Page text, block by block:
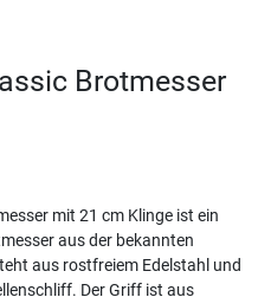
Brotmesser
mit 21 cm Klinge ist ein
aus der bekannten
aus rostfreiem Edelstahl und
Der Griff ist aus